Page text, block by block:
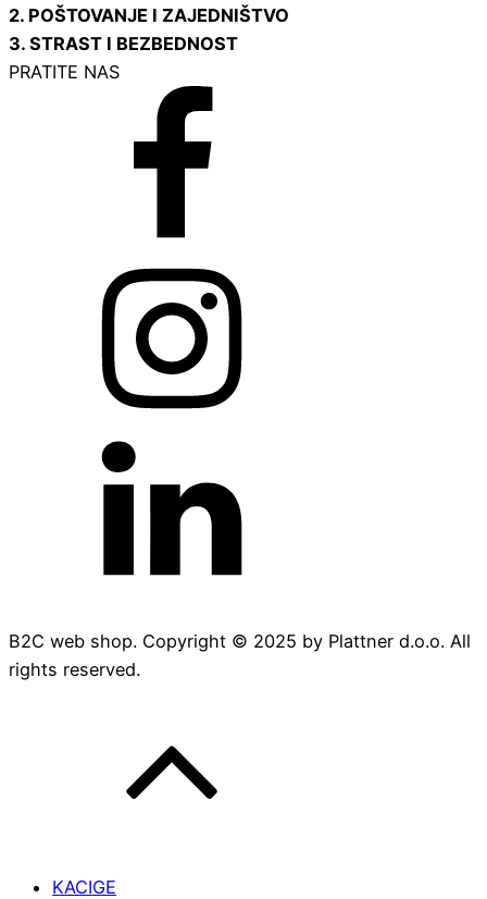
2. POŠTOVANJE I ZAJEDNIŠTVO
3. STRAST I BEZBEDNOST
PRATITE NAS
B2C web shop. Copyright © 2025 by Plattner d.o.o. All
rights reserved.
KACIGE